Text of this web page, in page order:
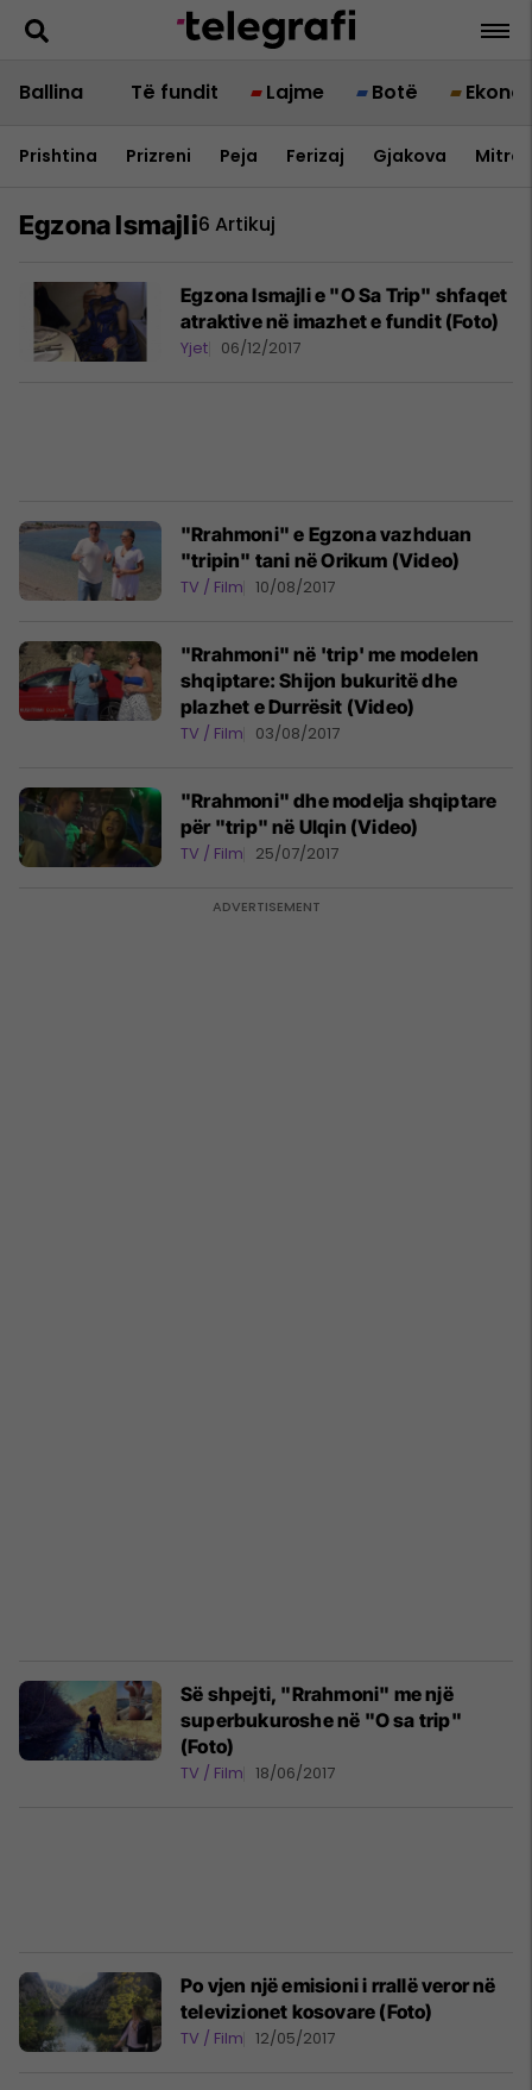
Ballina Të fundit Lajme Botë
Prishtina Prizreni Peja Ferizaj Gjakova
Egzona Ismajli6 Artikuj
Egzona Ismajli e "O Sa Trip" shfaqet
atraktive në imazhet e fundit (Foto)
Yjet 06/12/2017
"Rrahmoni" e Egzona vazhduan
"tripin" tani në Orikum (Video)
TV / Film 10/08/2017
"Rrahmoni" në 'trip' me modelen
shqiptare: Shijon bukuritë dhe
plazhet e Durrësit (Video)
TV / Film 03/08/2017
"Rrahmoni" dhe modelja shqiptare
për "trip" në Ulqin (Video)
TV / Film 25/07/2017
Së shpejti, "Rrahmoni" me një
superbukuroshe në "O sa trip"
(Foto)
TV / Film 18/06/2017
Po vjen një emisioni i rrallë veror në
televizionet kosovare (Foto)
TV / Film 12/05/2017